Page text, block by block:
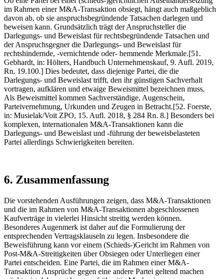
im Rahmen einer M&A-Transaktion obsiegt, hängt auch maßgeblich
davon ab, ob sie anspruchsbegründende Tatsachen darlegen und
beweisen kann. Grundsätzlich trägt der Anspruchsteller die
Darlegungs- und Beweislast für rechtsbegründende Tatsachen und
der Anspruchsgegner die Darlegungs- und Beweislast für
rechtshindernde, -vernichtende oder- hemmende Merkmale.[51.
Gebhardt, in: Hölters, Handbuch Unternehmenskauf, 9. Aufl. 2019,
Rn. 19.100.] Dies bedeutet, dass diejenige Partei, die die
Darlegungs- und Beweislast trifft, den ihr günstigen Sachverhalt
vortragen, aufklären und etwaige Beweismittel bezeichnen muss.
Als Beweismittel kommen Sachverständige, Augenschein,
Parteivernehmung, Urkunden und Zeugen in Betracht.[52. Foerste,
in: Musielak/Voit ZPO, 15. Aufl. 2018, § 284 Rn. 8.] Besonders bei
komplexen, internationalen M&A-Transaktionen kann die
Darlegungs- und Beweislast und -führung der beweisbelasteten
Partei allerdings Schwierigkeiten bereiten.
6. Zusammenfassung
Die vorstehenden Ausführungen zeigen, dass M&A-Transaktionen
und die im Rahmen von M&A-Transaktionen abgeschlossenen
Kaufverträge in vielerlei Hinsicht streitig werden können.
Besonderes Augenmerk ist daher auf die Formulierung der
entsprechenden Vertragsklauseln zu legen. Insbesondere die
Beweisführung kann vor einem (Schieds-)Gericht im Rahmen von
Post-M&A-Streitigkeiten über Obsiegen oder Unterliegen einer
Partei entscheiden. Eine Partei, die im Rahmen einer M&A-
Transaktion Ansprüche gegen eine andere Partei geltend machen